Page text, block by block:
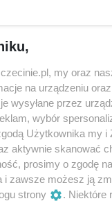
Otwarte
Od: 22
Do: 30
różne miejsca
my oraz
na urządzeniu
wysyłane przez
wybór
Użytkownika my
aktywnie skanować
prosimy o zgodę
i zawsze możesz ją
strony
. Niektóre